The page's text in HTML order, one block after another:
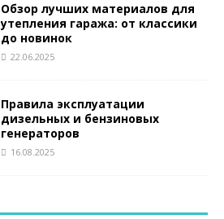
Обзор лучших материалов для
утепления гаража: от классики
до новинок
22.06.2025
Правила эксплуатации
дизельных и бензиновых
генераторов
16.08.2025